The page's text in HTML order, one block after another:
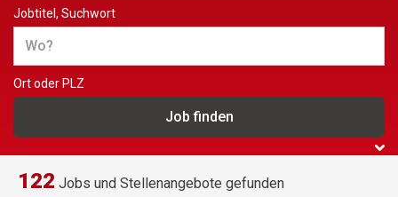
Jobtitel, Suchwort
Ort oder PLZ
122 Jobs und Stellenangebote gefunden